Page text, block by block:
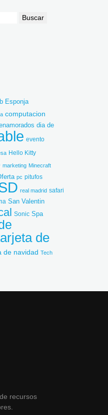
Esponja
computacion
dia de
evento
Hello Kitty
marketing Minecraft
pc pitufos
real madrid safari
San Valentin
Sonic Spa
de
de navidad Tech
recursos